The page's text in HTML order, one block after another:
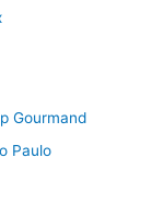
Gourmand
Paulo